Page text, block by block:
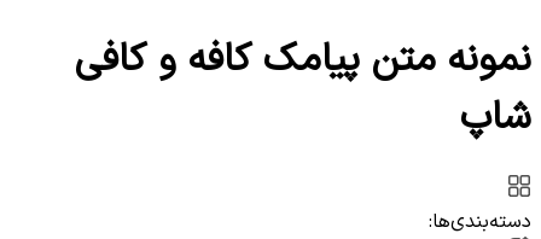
نمونه متن پیامک کافه و کافی
شاپ
دسته‌بندی‌ها: